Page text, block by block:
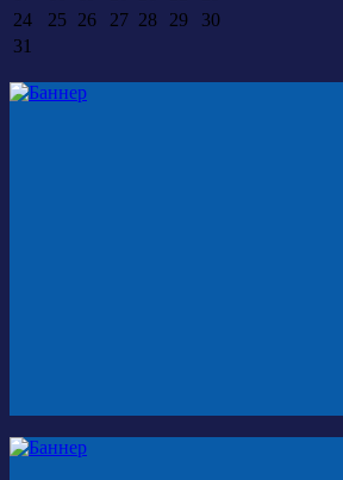
24
25 26 27 28 29
30
31